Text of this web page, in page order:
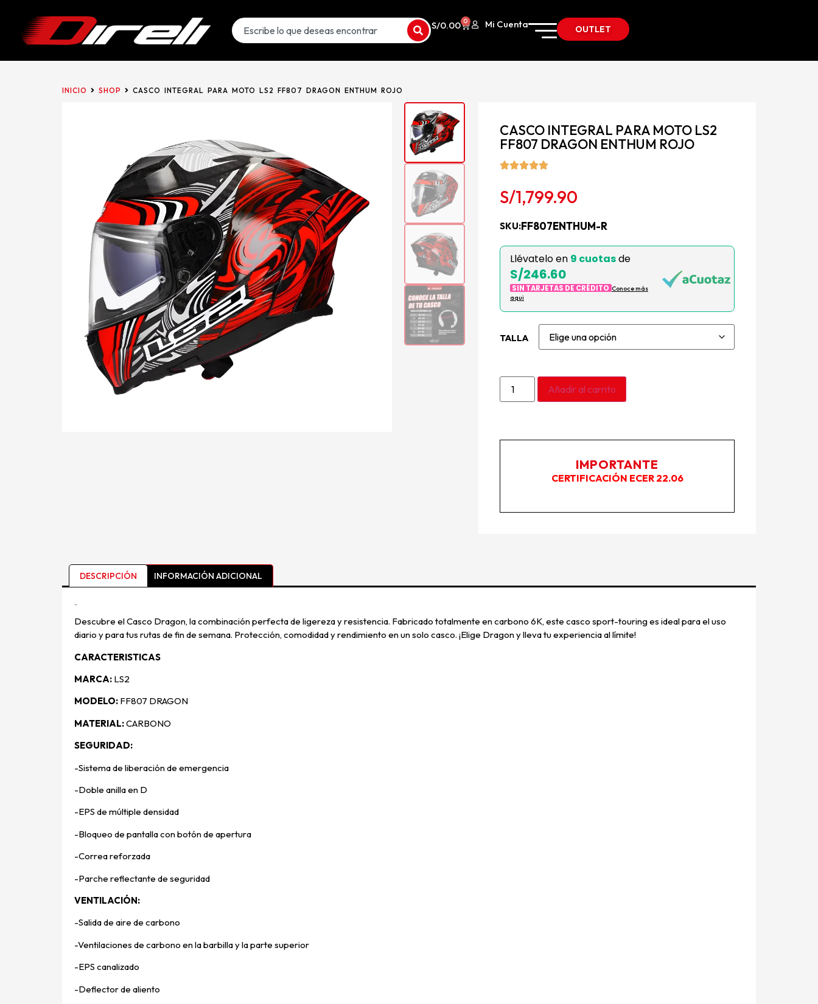
S/0.00 0 Mi Cuenta OUTLET
INICIO SHOP CASCO INTEGRAL PARA MOTO LS2 FF807 DRAGON ENTHUM ROJO
CASCO INTEGRAL PARA MOTO LS2
FF807 DRAGON ENTHUM ROJO
S/1,799.90
SKU:FF807ENTHUM-R
Llévatelo en 9 cuotasde
S/246.60
SIN TARJETAS DE CRÉDITO Conoce más
aqui
TALLA
Añadir al carrito
IMPORTANTE
CERTIFICACIÓN ECER 22.06
DESCRIPCIÓN INFORMACIÓN ADICIONAL
Descubre el Casco Dragon, la combinación perfecta de ligereza y resistencia. Fabricado totalmente en carbono 6K, este casco sport-touring es ideal para el uso
diario y para tus rutas de fin de semana. Protección, comodidad y rendimiento en un solo casco. ¡Elige Dragon y lleva tu experiencia al límite!
CARACTERISTICAS
MARCA: LS2
MODELO: FF807 DRAGON
MATERIAL:CARBONO
SEGURIDAD:
-Sistema de liberación de emergencia
-Doble anilla en D
-EPS de múltiple densidad
-Bloqueo de pantalla con botón de apertura
-Correa reforzada
-Parche reflectante de seguridad
VENTILACIÓN:
-Salida de aire de carbono
-Ventilaciones de carbono en la barbilla y la parte superior
-EPS canalizado
-Deflector de aliento